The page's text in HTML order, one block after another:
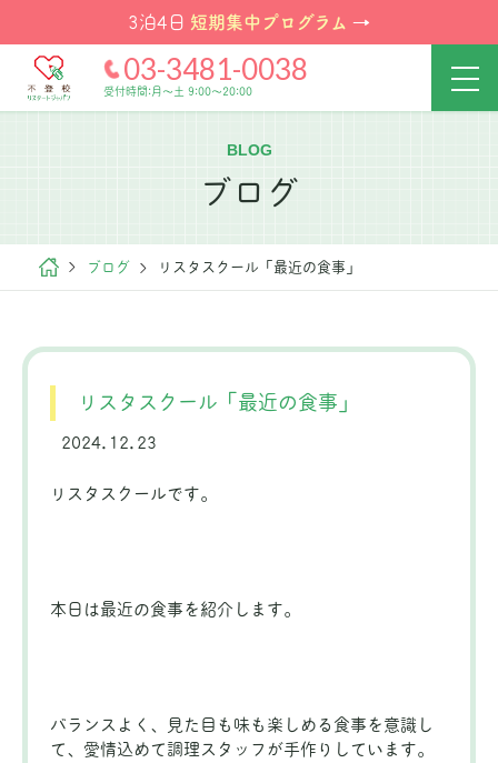
3泊4日 短期集中プログラム →
03-3481-0038
受付時間:月～土 9:00～20:00
BLOG
ブログ
ブログ リスタスクール「最近の食事」
リスタスクール「最近の食事」
2024.12.23
リスタスクールです。
本日は最近の食事を紹介します。
バランスよく、見た目も味も楽しめる食事を意識し
て、愛情込めて調理スタッフが手作りしています。